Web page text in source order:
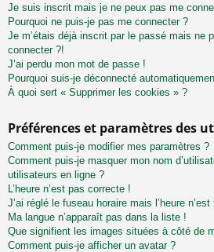
Je suis inscrit mais je ne peux pas me
Pourquoi ne puis-je pas me connecter ?
Je m’étais déjà inscrit par le passé mais ne
connecter ?!
J’ai perdu mon mot de passe !
Pourquoi suis-je déconnecté
À quoi sert « Supprimer les cookies » ?
Préférences et paramètres des
Comment puis-je modifier mes paramètres ?
Comment puis-je masquer mon nom
utilisateurs en ligne ?
L’heure n’est pas correcte !
J’ai réglé le fuseau horaire mais l’heure
Ma langue n’apparaît pas dans la liste !
Que signifient les images situées à côté de
Comment puis-je afficher un avatar ?